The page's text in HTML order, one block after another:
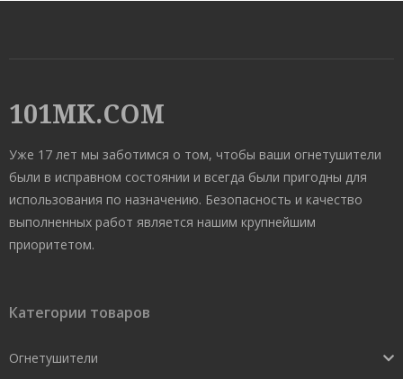
101MK.COM
Уже 17 лет мы заботимся о том, чтобы ваши огнетушители
были в исправном состоянии и всегда были пригодны для
использования по назначению. Безопасность и качество
выполненных работ является нашим крупнейшим
приоритетом.
Категории товаров
Огнетушители